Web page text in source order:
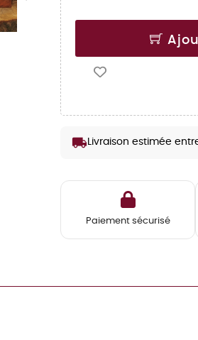
local_shipping Livraison estimée
Paiement sécurisé